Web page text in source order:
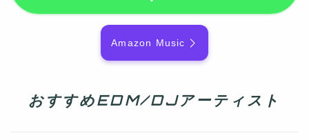
Amazon Music
おすすめEDM/DJアーティスト